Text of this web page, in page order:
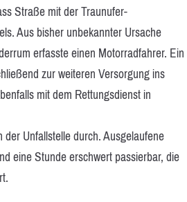
Straße mit der Traunufer-
Aus bisher unbekannter Ursache
erfasste einen Motorradfahrer. Ein
zur weiteren Versorgung ins
mit dem Rettungsdienst in
Unfallstelle durch. Ausgelaufene
eine Stunde erschwert passierbar, die